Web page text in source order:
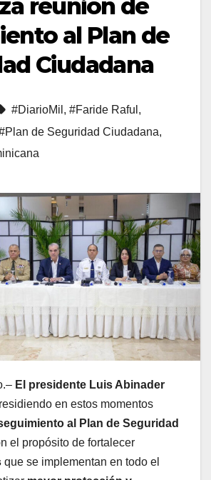
reunión de
al Plan de
Ciudadana
#DiarioMil , #Faride Raful ,
de Seguridad Ciudadana,
El presidente Luis Abinader
en estos momentos
al Plan de Seguridad
el propósito de fortalecer
que se implementan en todo el